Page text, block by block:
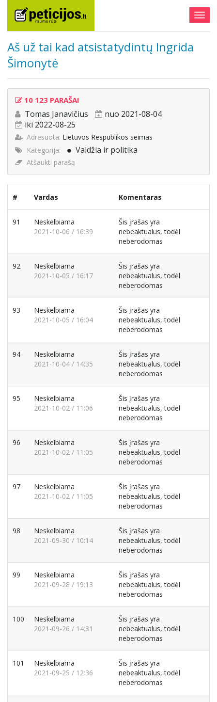
Aš už tai kad atsistatydintų Ingrida
Šimonytė
10 123 PARAŠAI
Tomas Janavičius
nuo 2021-08-04
iki 2022-08-25
Adresuota: Lietuvos Respublikos seimas
Kategorija:
Valdžia ir politika
Atšaukti parašą
# Vardas Komentaras
91
Neskelbiama
2021-10-06 / 16:39
Šis įrašas yra
nebeaktualus, todėl
neberodomas
92
Neskelbiama
2021-10-05 / 16:17
Šis įrašas yra
nebeaktualus, todėl
neberodomas
93
Neskelbiama
2021-10-05 / 16:04
Šis įrašas yra
nebeaktualus, todėl
neberodomas
94
Neskelbiama
2021-10-04 / 14:35
Šis įrašas yra
nebeaktualus, todėl
neberodomas
95
Neskelbiama
2021-10-02 / 11:06
Šis įrašas yra
nebeaktualus, todėl
neberodomas
96
Neskelbiama
2021-10-02 / 11:05
Šis įrašas yra
nebeaktualus, todėl
neberodomas
97
Neskelbiama
2021-10-02 / 11:05
Šis įrašas yra
nebeaktualus, todėl
neberodomas
98
Neskelbiama
2021-09-30 / 10:14
Šis įrašas yra
nebeaktualus, todėl
neberodomas
99
Neskelbiama
2021-09-28 / 19:13
Šis įrašas yra
nebeaktualus, todėl
neberodomas
100
Neskelbiama
2021-09-26 / 14:31
Šis įrašas yra
nebeaktualus, todėl
neberodomas
101
Neskelbiama
2021-09-25 / 12:36
Šis įrašas yra
nebeaktualus, todėl
neberodomas